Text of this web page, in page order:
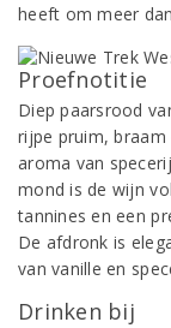
heeft om meer
Proefnotitie
Diep paarsrood
rijpe pruim, braam
aroma van
mond is de wijn
tannines en een
De afdronk is
van vanille en
Drinken bij